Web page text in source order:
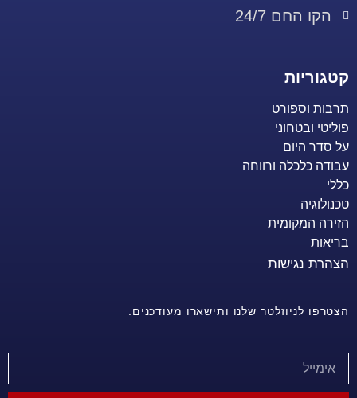
הקו החם 24/7
קטגוריות
תרבות וספורט
פוליטי ובטחוני
על סדר היום
עבודה כלכלה ורווחה
כללי
טכנולוגיה
הזירה המקומית
בריאות
הצהרת נגישות
הצטרפו לניוזלטר שלנו ותישארו מעודכנים: